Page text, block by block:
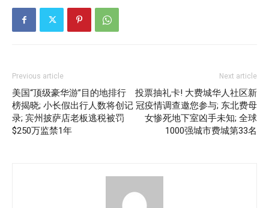
Previous article
美国“顶级豪华游”目的地排行
榜揭晓; 小长假出行人数将创记
录; 宾州披萨店老板逃税被罚
$250万监禁1年
Next article
投票抽礼卡! 大费城华人社区新
冠疫情调查邀您参与; 东北费母
女惨死地下室凶手未知; 全球
1000强城市费城第33名